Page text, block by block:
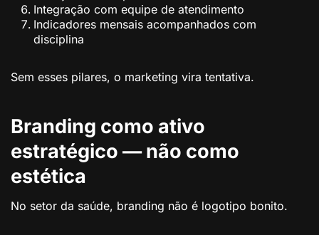
Integração com equipe de atendimento
Indicadores mensais acompanhados com
disciplina
Sem esses pilares, o marketing vira tentativa.
Branding como ativo
estratégico — não como
estética
No setor da saúde, branding não é logotipo bonito.